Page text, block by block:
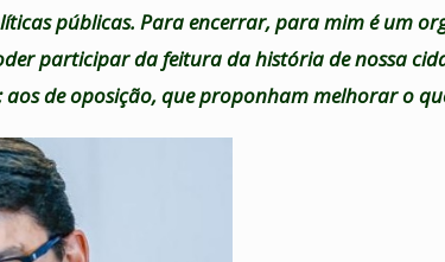
públicas. Para encerrar, para mim é um
participar da feitura da história de nossa
de oposição, que proponham melhorar o